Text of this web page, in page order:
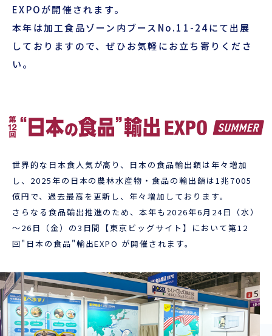
お役立ち資料
ENGLISH
採用情報
ほっとひといき
会員ログイン
お問い合わせ
お役立ち資料
ENGLISH
EXPOが開催されます。
本年は加工食品ゾーン内ブースNo.11-24にて出展
しておりますので、ぜひお気軽にお立ち寄りくださ
い。
世界的な日本食人気が高り、日本の食品輸出額は年々増加
し、2025年の日本の農林水産物・食品の輸出額は1兆7005
億円で、過去最高を更新し、年々増加しております。
さらなる食品輸出推進のため、本年も2026年6月24日（水）
～26日（金）の3日間【東京ビッグサイト】において第12
回"日本の食品"輸出EXPO が開催されます。